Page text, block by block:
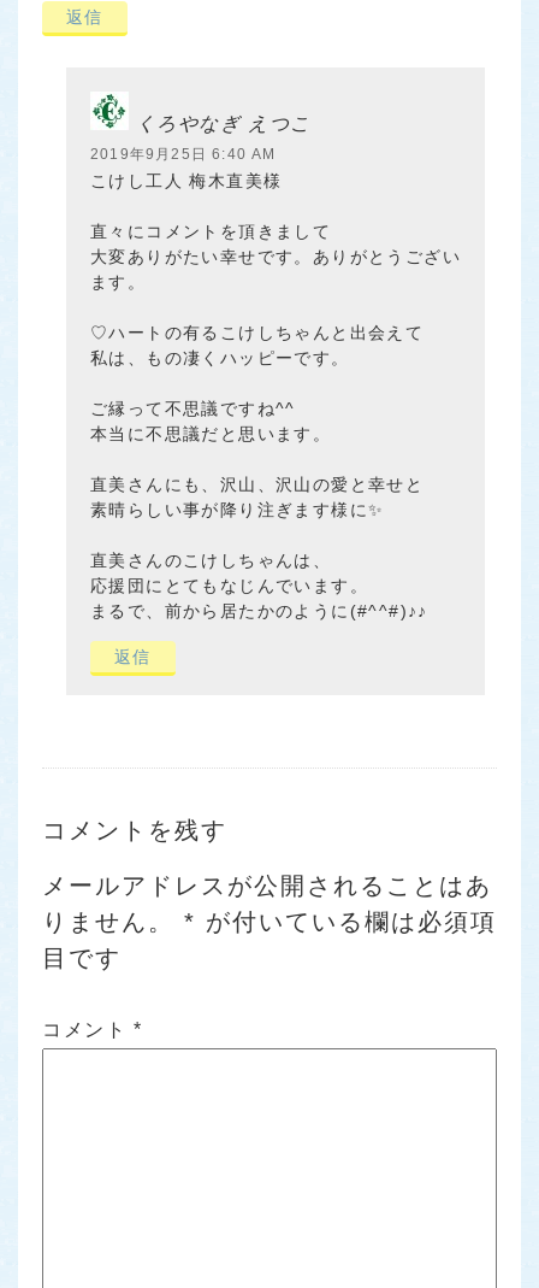
返信
くろやなぎ えつこ
2019年9月25日 6:40 AM
こけし工人 梅木直美様
直々にコメントを頂きまして
大変ありがたい幸せです。ありがとうござい
ます。
♡ハートの有るこけしちゃんと出会えて
私は、もの凄くハッピーです。
ご縁って不思議ですね^^
本当に不思議だと思います。
直美さんにも、沢山、沢山の愛と幸せと
素晴らしい事が降り注ぎます様に✨
直美さんのこけしちゃんは、
応援団にとてもなじんでいます。
まるで、前から居たかのように(#^^#)♪♪
返信
コメントを残す
メールアドレスが公開されることはあ
りません。
* が付いている欄は必須項
目です
コメント *